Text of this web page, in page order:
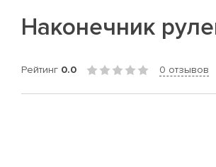
Наконечник
Рейтинг 0.0 0 отзывов